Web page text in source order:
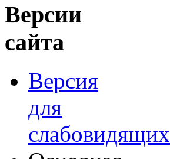
Версии
сайта
Версия
для
слабовидящих